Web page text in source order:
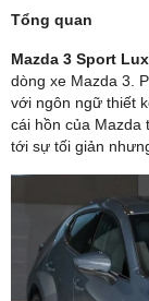
Tổng quan
Mazda 3 Sport
dòng xe Mazda 3.
với ngôn ngữ thiết
cái hồn của Mazda
tới sự tối giản